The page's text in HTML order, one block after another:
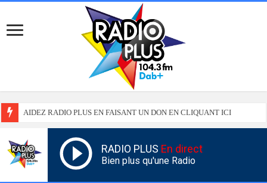
AIDEZ RADIO PLUS EN FAISANT UN DON EN CLIQUANT ICI
RADIO PLUS En direct
Bien plus qu'une Radio